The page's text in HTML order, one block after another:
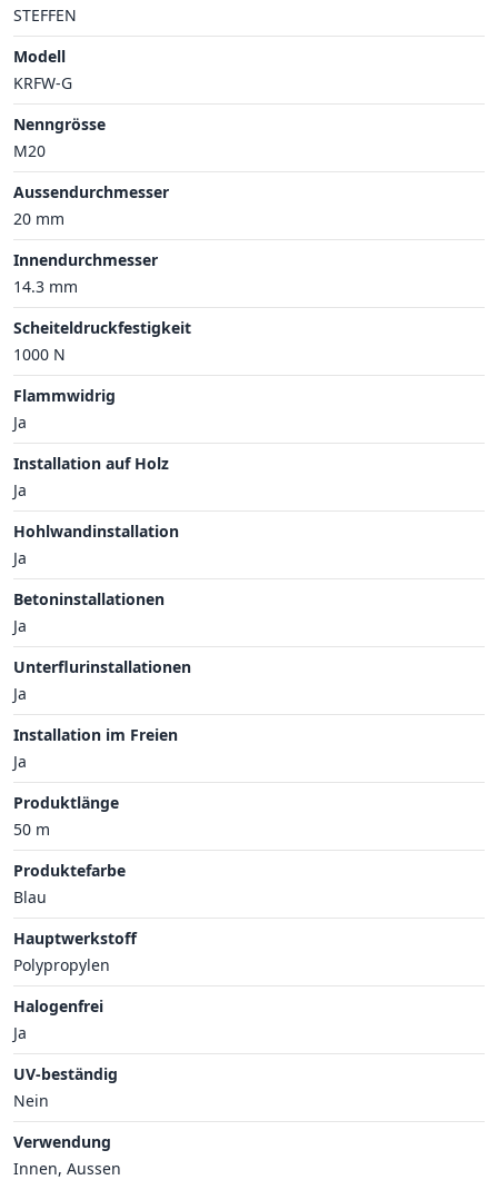
STEFFEN
Modell
KRFW-G
Nenngrösse
M20
Aussendurchmesser
20 mm
Innendurchmesser
14.3 mm
Scheiteldruckfestigkeit
1000 N
Flammwidrig
Ja
Installation auf Holz
Ja
Hohlwandinstallation
Ja
Betoninstallationen
Ja
Unterflurinstallationen
Ja
Installation im Freien
Ja
Produktlänge
50 m
Produktefarbe
Blau
Hauptwerkstoff
Polypropylen
Halogenfrei
Ja
UV-beständig
Nein
Verwendung
Innen, Aussen